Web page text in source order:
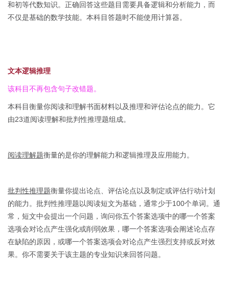
和初等代数知识。正确回答这些题目需要具备逻辑和分析能力，而
不仅是基础的数学技能。本科目答题时不能使用计算器。
文本逻辑推理
该科目不再包含句子改错题。
本科目衡量你阅读和理解书面材料以及推理和评估论点的能力。它
由23道阅读理解和批判性推理题组成。
阅读理解题衡量的是你的理解能力和逻辑推理及应用能力。
批判性推理题衡量你提出论点、评估论点以及制定或评估行动计划
的能力。批判性推理题以阅读短文为基础，通常少于100个单词。通
常，短文中会提出一个问题，询问你五个答案选项中的哪一个答案
选项会对论点产生强化或削弱效果，哪一个答案选项会阐述论点存
在缺陷的原因，或哪一个答案选项会对论点产生强烈支持或反对效
果。你不需要关于该主题的专业知识来回答问题。